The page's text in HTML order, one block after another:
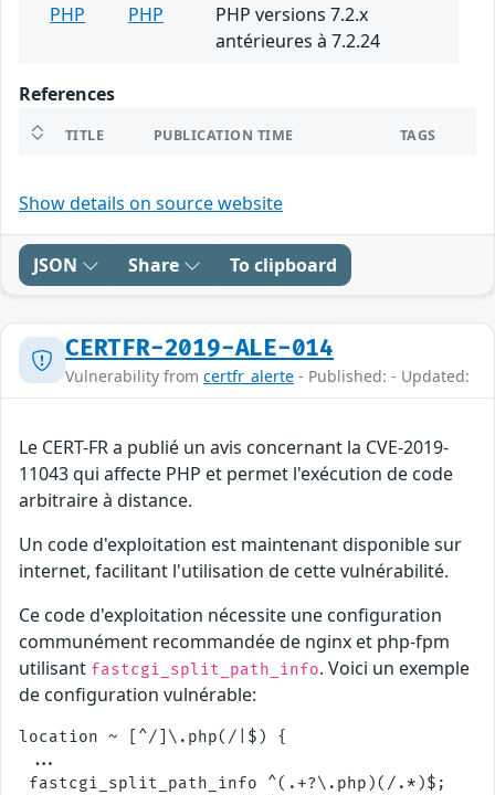
PHP
PHP
PHP versions 7.2.x
antérieures à 7.2.24
References
TITLE PUBLICATION TIME TAGS
Show details on source website
JSON Share To clipboard
CERTFR-2019-ALE-014
Vulnerability from certfr_alerte - Published: - Updated:
Le CERT-FR a publié un avis concernant la CVE-2019-
11043 qui affecte PHP et permet l'exécution de code
arbitraire à distance.
Un code d'exploitation est maintenant disponible sur
internet, facilitant l'utilisation de cette vulnérabilité.
Ce code d'exploitation nécessite une configuration
communément recommandée de nginx et php-fpm
utilisant fastcgi_split_path_info. Voici un exemple
de configuration vulnérable:
location ~ [^/]\.php(/|$) {
...
fastcgi_split_path_info ^(.+?\.php)(/.*)$;